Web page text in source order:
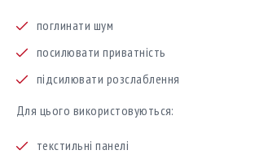
поглинати шум
посилювати приватність
підсилювати розслаблення
Для цього використовуються:
текстильні панелі